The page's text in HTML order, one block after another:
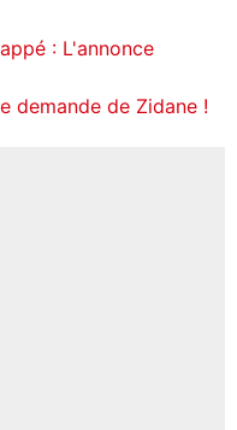
: L'annonce
demande de Zidane !